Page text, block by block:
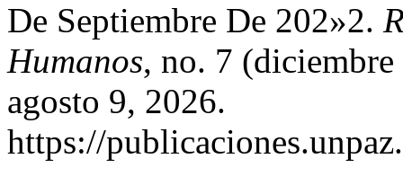
De Septiembre De 202»2.
Humanos, no. 7
agosto 9, 2026.
https://